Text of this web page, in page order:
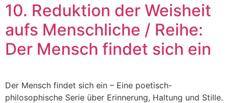
10. Reduktion der Weisheit
aufs Menschliche / Reihe:
Der Mensch findet sich ein
Der Mensch findet sich ein – Eine poetisch-
philosophische Serie über Erinnerung, Haltung und Stille.